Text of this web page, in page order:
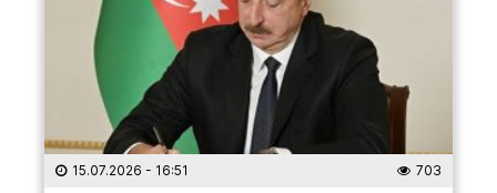
15.07.2026 - 16:51 703